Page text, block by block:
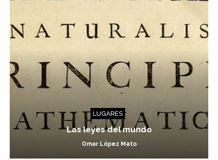
LUGARES
Las leyes del mundo
Omar López Mato